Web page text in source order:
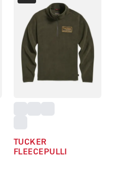
TUCKER
FLEECEPULLI